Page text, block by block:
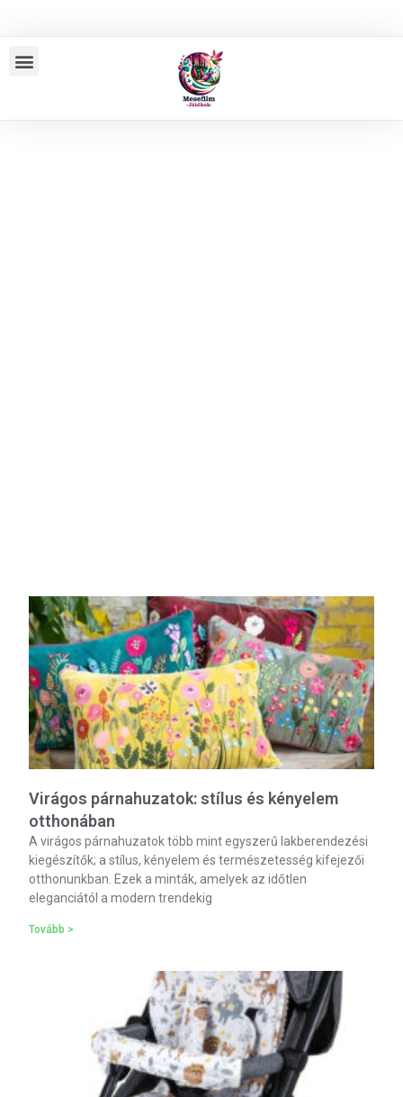
Virágos párnahuzatok: stílus és kényelem
otthonában
A virágos párnahuzatok több mint egyszerű lakberendezési
kiegészítők; a stílus, kényelem és természetesség kifejezői
otthonunkban. Ezek a minták, amelyek az időtlen
eleganciától a modern trendekig
Tovább >